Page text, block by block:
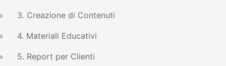
3. Creazione di Contenuti
4. Materiali Educativi
5. Report per Clienti